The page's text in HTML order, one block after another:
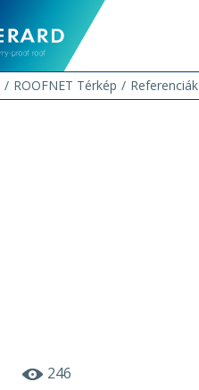
ROOFNET Térkép Referenciák
246